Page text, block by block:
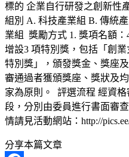
標的 企業自行研發之創新性
組別 A. 科技產業組 B. 傳統
業組 獎勵方式 1. 獎項名額
增設3 項特別獎，包括「創
特別獎」，頒發獎金、獎座
審通過者獲頒獎座、獎狀及
家為原則。 評選流程 經資
段，分別由委員進行書面審
情請見活動網站：http://
分享本篇文章